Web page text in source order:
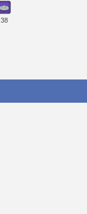
38